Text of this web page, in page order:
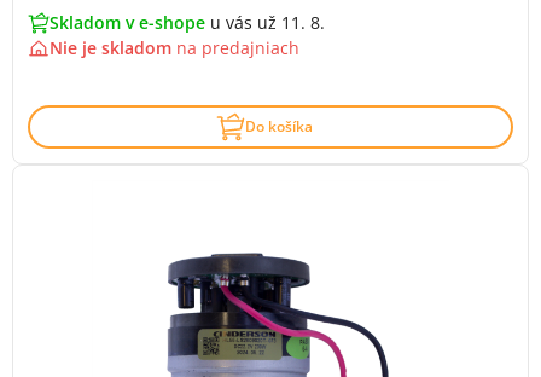
Skladom v e-shope u vás už 11. 8.
Nie je skladom na predajniach
Do košíka